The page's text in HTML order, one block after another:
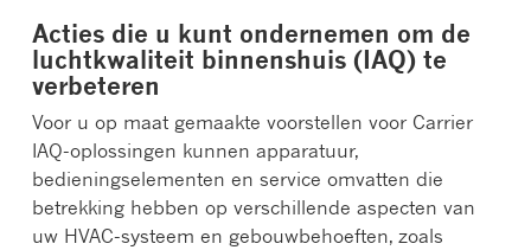
Acties die u kunt ondernemen om de
luchtkwaliteit binnenshuis (IAQ) te
verbeteren
Voor u op maat gemaakte voorstellen voor Carrier
IAQ-oplossingen kunnen apparatuur,
bedieningselementen en service omvatten die
betrekking hebben op verschillende aspecten van
uw HVAC-systeem en gebouwbehoeften, zoals